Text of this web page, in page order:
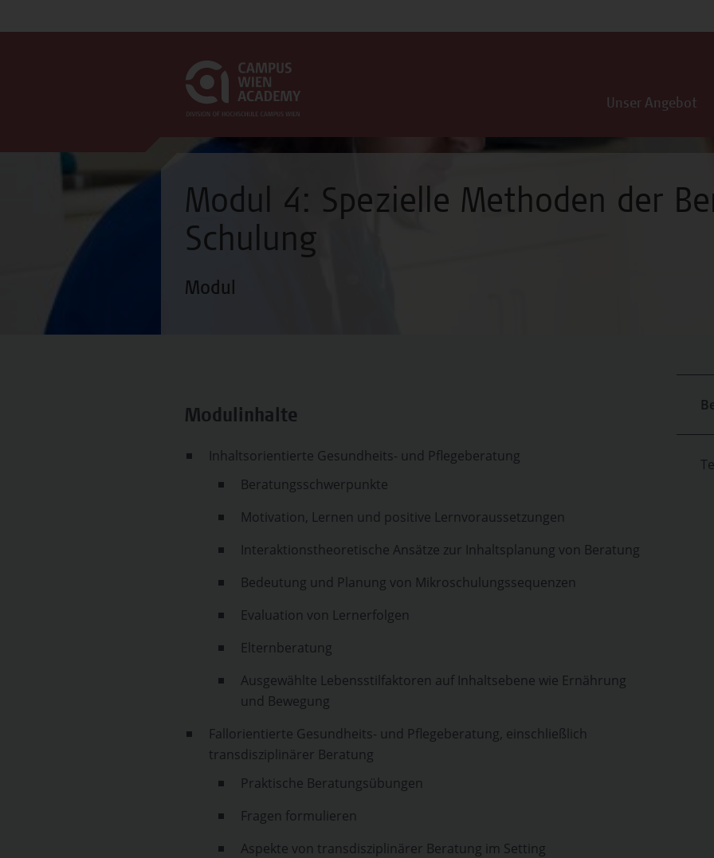
Unser Angebot
Modul 4: Spezielle Methoden der
Schulung
Modul
Modulinhalte
Inhaltsorientierte Gesundheits- und Pflegeberatung
Beratungsschwerpunkte
Motivation, Lernen und positive Lernvoraussetzungen
Interaktionstheoretische Ansätze zur Inhaltsplanung von Beratung
Bedeutung und Planung von Mikroschulungssequenzen
Evaluation von Lernerfolgen
Elternberatung
Ausgewählte Lebensstilfaktoren auf Inhaltsebene wie Ernährung
und Bewegung
Fallorientierte Gesundheits- und Pflegeberatung, einschließlich
transdisziplinärer Beratung
Praktische Beratungsübungen
Fragen formulieren
Aspekte von transdisziplinärer Beratung im Setting